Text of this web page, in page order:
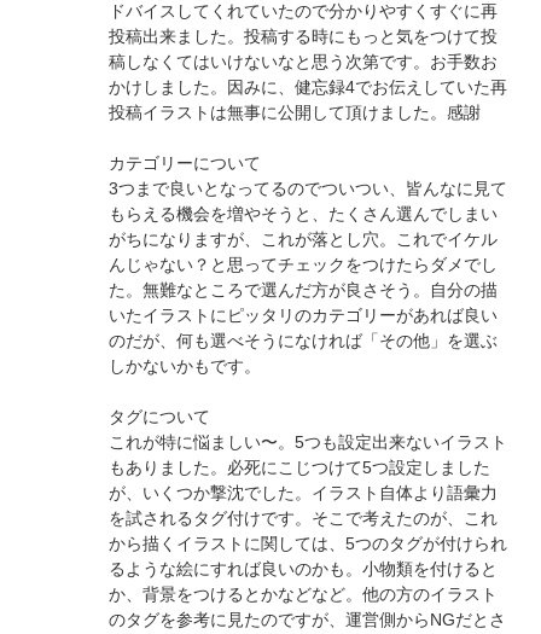
ドバイスしてくれていたので分かりやすくすぐに再
投稿出来ました。投稿する時にもっと気をつけて投
稿しなくてはいけないなと思う次第です。お手数お
かけしました。因みに、健忘録4でお伝えしていた再
投稿イラストは無事に公開して頂けました。感謝
カテゴリーについて
3つまで良いとなってるのでついつい、皆んなに見て
もらえる機会を増やそうと、たくさん選んでしまい
がちになりますが、これが落とし穴。これでイケル
んじゃない？と思ってチェックをつけたらダメでし
た。無難なところで選んだ方が良さそう。自分の描
いたイラストにピッタリのカテゴリーがあれば良い
のだが、何も選べそうになければ「その他」を選ぶ
しかないかもです。
タグについて
これが特に悩ましい〜。5つも設定出来ないイラスト
もありました。必死にこじつけて5つ設定しました
が、いくつか撃沈でした。イラスト自体より語彙力
を試されるタグ付けです。そこで考えたのが、これ
から描くイラストに関しては、5つのタグが付けられ
るような絵にすれば良いのかも。小物類を付けると
か、背景をつけるとかなどなど。他の方のイラスト
のタグを参考に見たのですが、運営側からNGだとさ